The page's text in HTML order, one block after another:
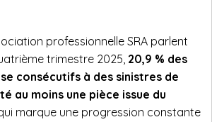
professionnelle SRA parlent
trimestre 2025, 20,9 % des
consécutifs à des sinistres de
au moins une pièce issue du
marque une progression constante